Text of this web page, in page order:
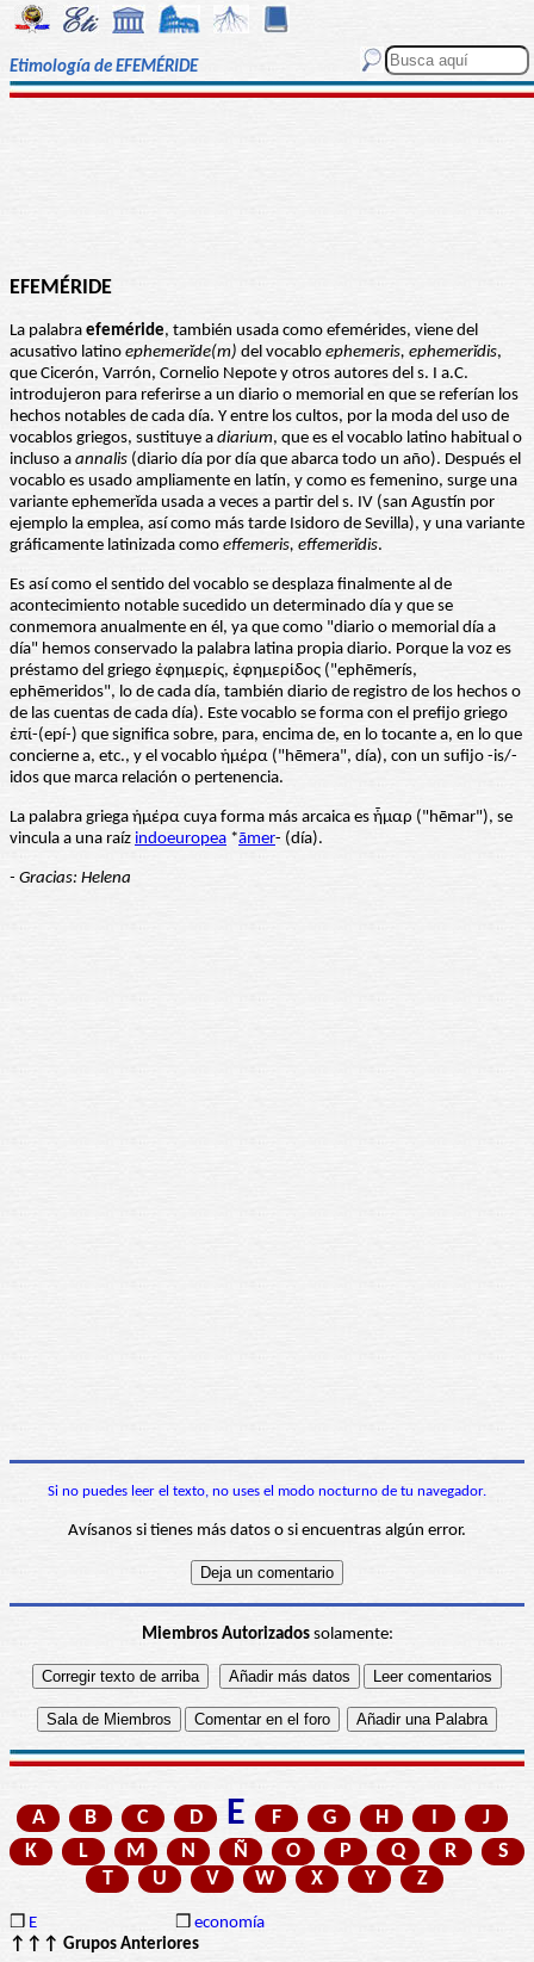
Etimología de EFEMÉRIDE
EFEMÉRIDE
La palabra efeméride, también usada como efemérides, viene del
acusativo latino ephemerĭde(m) del vocablo ephemeris, ephemerĭdis,
que Cicerón, Varrón, Cornelio Nepote y otros autores del s. I a.C.
introdujeron para referirse a un diario o memorial en que se referían los
hechos notables de cada día. Y entre los cultos, por la moda del uso de
vocablos griegos, sustituye a diarium, que es el vocablo latino habitual o
incluso a annalis (diario día por día que abarca todo un año). Después el
vocablo es usado ampliamente en latín, y como es femenino, surge una
variante ephemerĭda usada a veces a partir del s. IV (san Agustín por
ejemplo la emplea, así como más tarde Isidoro de Sevilla), y una variante
gráficamente latinizada como effemeris, effemerĭdis.
Es así como el sentido del vocablo se desplaza finalmente al de
acontecimiento notable sucedido un determinado día y que se
conmemora anualmente en él, ya que como "diario o memorial día a
día" hemos conservado la palabra latina propia diario. Porque la voz es
préstamo del griego ἐφημερίς, ἐφημερίδος ("ephēmerís,
ephēmeridos", lo de cada día, también diario de registro de los hechos o
de las cuentas de cada día). Este vocablo se forma con el prefijo griego
ἐπί-(epí-) que significa sobre, para, encima de, en lo tocante a, en lo que
concierne a, etc., y el vocablo ἡμέρα ("hēmera", día), con un sufijo -is/-
idos que marca relación o pertenencia.
La palabra griega ἡμέρα cuya forma más arcaica es ἧμαρ ("hēmar"), se
vincula a una raíz indoeuropea *āmer- (día).
- Gracias: Helena
Si no puedes leer el texto, no uses el modo nocturno de tu navegador.
Avísanos si tienes más datos o si encuentras algún error.
Miembros Autorizadossolamente:
A B C D E F G H I
J
K
L M N Ñ O P Q R
S
T
U V W X Y Z
❒ E ❒ economía
↑↑↑ Grupos Anteriores